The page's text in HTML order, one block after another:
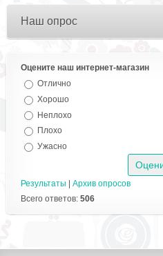
Наш опрос
Оцените наш интернет-магазин
Отлично
Хорошо
Неплохо
Плохо
Ужасно
Результаты
Архив опросов
Всего ответов: 506